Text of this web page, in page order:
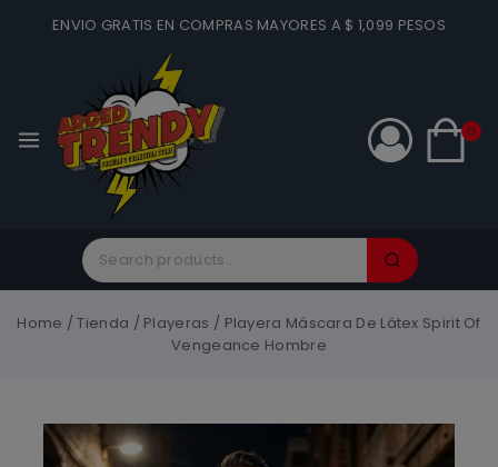
ENVIO GRATIS EN COMPRAS MAYORES A $ 1,099 PESOS
0
Home / Tienda / Playeras / Playera Máscara De Látex Spirit Of
Vengeance Hombre